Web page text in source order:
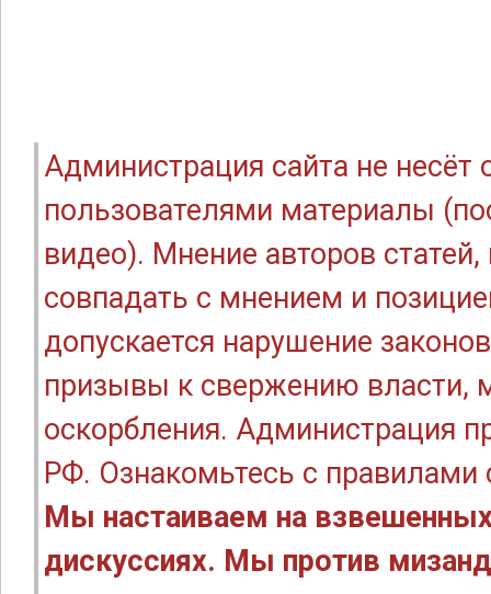
Администрация сайта не
пользователями материалы
видео). Мнение авторов
совпадать с мнением и
допускается нарушение
призывы к свержению власти,
оскорбления. Администрация
РФ. Ознакомьтесь с правилами
Мы настаиваем на
дискуссиях. Мы против